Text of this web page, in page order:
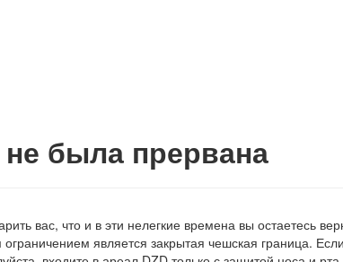
была прервана
вас, что и в эти нелегкие времена вы
является закрытая чешская граница.